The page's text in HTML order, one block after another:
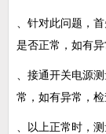
、针对此问题，
是否正常，如有
、接通开关电源
常，如有异常，检
、以上正常时，